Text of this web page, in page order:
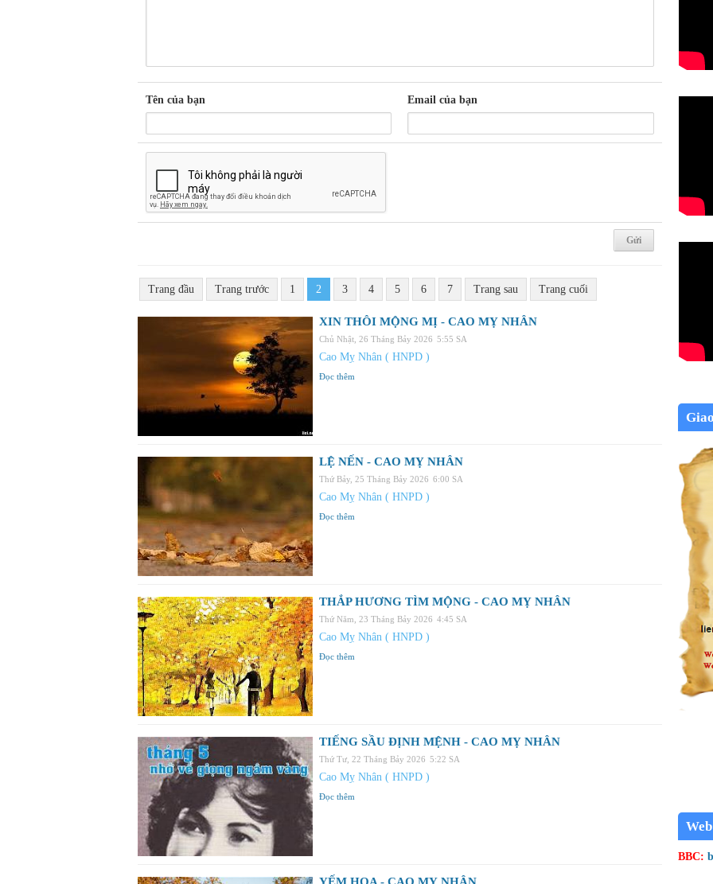
Tên của bạn Email của bạn
Trang đầu Trang trước 1 2 3 4 5 6 7 Trang sau Trang cuối
XIN THÔI MỘNG MỊ - CAO MỴ NHÂN
Chủ Nhật, 26 Tháng Bảy 2026 5:55 SA
Cao Mỵ Nhân ( HNPD )
Đọc thêm
LỆ NẾN - CAO MỴ NHÂN
Thứ Bảy, 25 Tháng Bảy 2026 6:00 SA
Cao Mỵ Nhân ( HNPD )
Đọc thêm
THẮP HƯƠNG TÌM MỘNG - CAO MỴ NHÂN
Thứ Năm, 23 Tháng Bảy 2026 4:45 SA
Cao Mỵ Nhân ( HNPD )
Đọc thêm
TIẾNG SẦU ĐỊNH MỆNH - CAO MỴ NHÂN
Thứ Tư, 22 Tháng Bảy 2026 5:22 SA
Cao Mỵ Nhân ( HNPD )
Đọc thêm
BBC: